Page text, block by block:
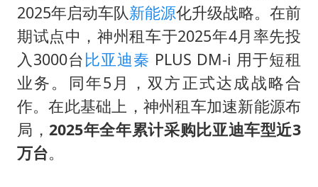
2025年启动车队新能源化升级战略。在前
期试点中，神州租车于2025年4月率先投
入3000台比亚迪秦 PLUS DM-i 用于短租
业务。同年5月，双方正式达成战略合
作。在此基础上，神州租车加速新能源布
局，2025年全年累计采购比亚迪车型近3
万台。